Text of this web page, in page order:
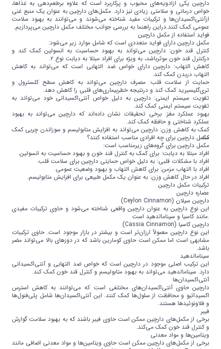
اندونزی | Indonesia
دانمارک | Denmark
مالزی | Malaysia
یونان | Greece
دارچین یکی ازادویه‌های محبوب و پرکاربرد است که علاوه برطعم‌دهی به غذاها،
خواص درمانی و سلامتی زیادی نیز دارد. مکمل‌های دارچین به عنوان یک منبع غنی
ازآنتی‌اکسیدان‌ها و ترکیبات مفید شناخته می‌شوند و می‌توانند به بهبود سلامت
عمومی کمک کنند.دراین راهنما به بررسی جوانب مختلف مکمل دارچین می‌پردازیم.
فواید استفاده از مکمل دارچین
مکمل دارچین دارای فواید متعددی است که شامل موارد زیر می‌شود:
کنترل قند خون: دارچین می‌تواند به بهبود حساسیت به انسولین کمک کند و
درکنترل قند خون موثرباشد، به ویژه برای افراد مبتلا به دیابت نوع ۲.
کاهش التهاب: دارچین دارای خواص ضد التهابی است که می‌تواند به کاهش
التهاب دربدن کمک کند.
حمایت از سلامت قلب: مصرف دارچین می‌تواند به کاهش سطح کلسترول و
تری‌گلیسیرید کمک کند و درنتیجه خطربیماری‌های قلبی را کاهش دهد.
تقویت سیستم ایمنی: دارچین به دلیل خواص آنتی‌اکسیدانی خود می‌تواند به
تقویت سیستم ایمنی کمک کند.
بهبود عملکرد مغز: برخی تحقیقات نشان داده‌اند که دارچین می‌تواند به بهبود
عملکرد شناختی و حافظه کمک کند.
کمک به کاهش وزن: دارچین می‌تواند به افزایش متابولیسم و سوزاندن چربی کمک
کند.
مکمل دارچین برای چه افرادی مناسب استفاده کنند؟
مکمل دارچین برای گروه‌های زیرمناسب است:
افراد مبتلا به دیابت: برای کمک به کنترل قند خون و بهبود حساسیت به انسولین.
افراد با مشکلات قلبی: به دلیل خواص حمایتی دارچین برای سلامت قلب.
افراد با التهاب مزمن: برای کاهش التهاب و بهبود وضعیت عمومی.
افراد در حال کاهش وزن: به عنوان یک مکمل طبیعی برای افزایش متابولیسم.
ترکیبات مکمل دارچین
عصاره دارچین
دارچین سیلان (Ceylon Cinnamon)
این نوع دارچین به عنوان دارچین واقعی شناخته می‌شود و حاوی ترکیبات مفیدی
.مانند کاسیا و سینامالدهید است
دارچین کاسیا (Cassia Cinnamon)
این نوع دارچین معمولاً ارزان‌تر است و بیشتر در بازار موجود است. حاوی ترکیبات
مشابهی است اما ممکن است حاوی کومارین باشد که در دوزهای بالا می‌تواند مضر
باشد.
سینامالدهید
این ترکیب اصلی موجود در دارچین است که خواص ضد التهابی و آنتی‌اکسیدانی
دارد. سینامالدهید می‌تواند به بهبود متابولیسم و کنترل قند خون کمک کند.
آنتی‌اکسیدان‌ها
دارچین حاوی آنتی‌اکسیدان‌های مختلفی است که می‌توانند به کاهش استرس
اکسیداتیو و محافظت از سلول‌ها کمک کنند. این آنتی‌اکسیدان‌ها شامل پلی‌فنول‌ها
و فلاونوئیدها هستند.
فیبر
برخی از مکمل‌های دارچین ممکن است حاوی فیبر باشند که به بهبود سلامت گوارش
و کنترل قند خون کمک می‌کند.
ویتامین‌ها و مواد معدنی
برخی از مکمل‌های دارچین ممکن است حاوی ویتامین‌ها و مواد معدنی اضافی مانند